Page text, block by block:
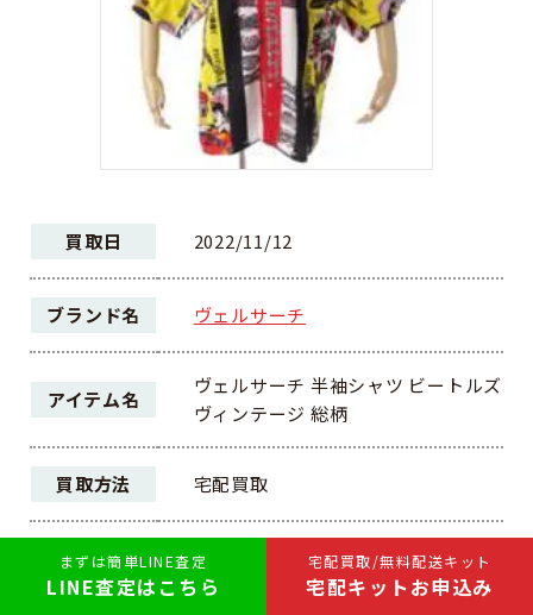
宅配買取/無料配送キット
宅配キットお申込み
まずは簡単LINE査定
LINE査定はこちら
買取日 2022/11/12
ブランド名 ヴェルサーチ
アイテム名
ヴェルサーチ 半袖シャツ ビートルズ
ヴィンテージ 総柄
買取方法 宅配買取
ランク A